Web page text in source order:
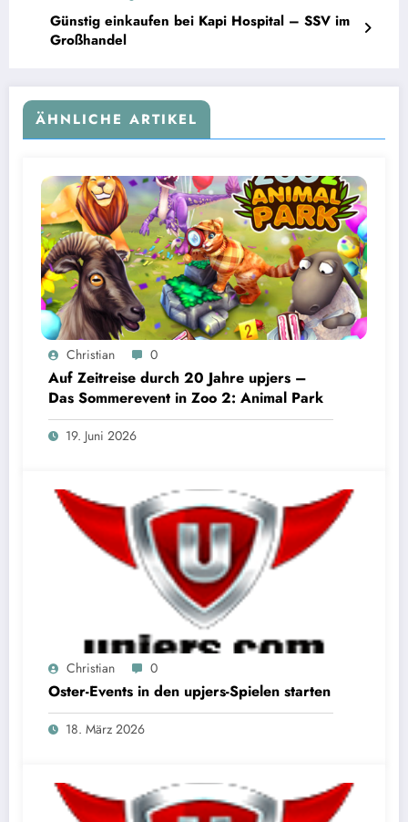
Günstig einkaufen bei Kapi Hospital – SSV im
Großhandel
ÄHNLICHE ARTIKEL
Christian 0
Auf Zeitreise durch 20 Jahre upjers –
Das Sommerevent in Zoo 2: Animal Park
19. Juni 2026
Christian 0
Oster-Events in den upjers-Spielen starten
18. März 2026